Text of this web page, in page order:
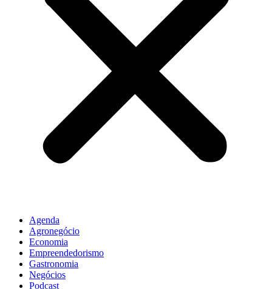
Agenda
Agronegócio
Economia
Empreendedorismo
Gastronomia
Negócios
Podcast